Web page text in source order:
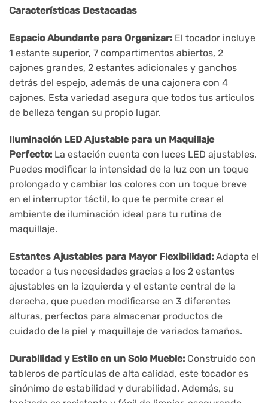
Características Destacadas
Espacio Abundante para Organizar: El tocador incluye
1 estante superior, 7 compartimentos abiertos, 2
cajones grandes, 2 estantes adicionales y ganchos
detrás del espejo, además de una cajonera con 4
cajones. Esta variedad asegura que todos tus artículos
de belleza tengan su propio lugar.
Iluminación LED Ajustable para un Maquillaje
Perfecto: La estación cuenta con luces LED ajustables.
Puedes modificar la intensidad de la luz con un toque
prolongado y cambiar los colores con un toque breve
en el interruptor táctil, lo que te permite crear el
ambiente de iluminación ideal para tu rutina de
maquillaje.
Estantes Ajustables para Mayor Flexibilidad: Adapta el
tocador a tus necesidades gracias a los 2 estantes
ajustables en la izquierda y el estante central de la
derecha, que pueden modificarse en 3 diferentes
alturas, perfectos para almacenar productos de
cuidado de la piel y maquillaje de variados tamaños.
Durabilidad y Estilo en un Solo Mueble: Construido con
tableros de partículas de alta calidad, este tocador es
sinónimo de estabilidad y durabilidad. Además, su